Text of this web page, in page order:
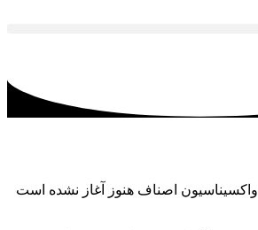
واکسیناسیون اصناف هنوز آغاز نشده است